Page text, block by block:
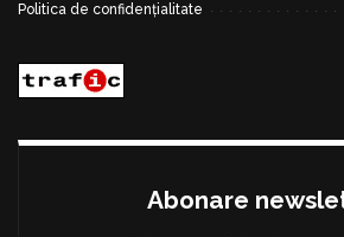
Politica de confidențialitate
Abonare